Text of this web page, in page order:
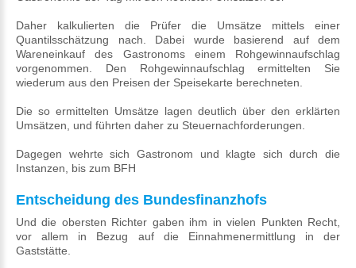
Daher kalkulierten die Prüfer die Umsätze mittels einer
Quantilsschätzung nach. Dabei wurde basierend auf dem
Wareneinkauf des Gastronoms einem Rohgewinnaufschlag
vorgenommen. Den Rohgewinnaufschlag ermittelten Sie
wiederum aus den Preisen der Speisekarte berechneten.
Die so ermittelten Umsätze lagen deutlich über den erklärten
Umsätzen, und führten daher zu Steuernachforderungen.
Dagegen wehrte sich Gastronom und klagte sich durch die
Instanzen, bis zum BFH
Entscheidung des Bundesfinanzhofs
Und die obersten Richter gaben ihm in vielen Punkten Recht,
vor allem in Bezug auf die Einnahmenermittlung in der
Gaststätte.